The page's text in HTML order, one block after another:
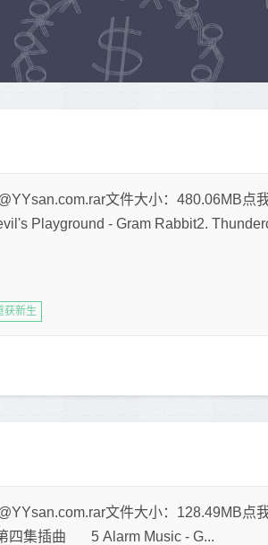
文件大小：480.06MB点
Playground - Gram Rabbit2.
获新生
文件大小：128.49MB点
四集插曲 5 Alarm Music - G...